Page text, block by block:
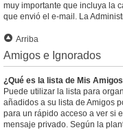
muy importante que incluya la
que envió el e-mail. La
Arriba
Amigos e Ignorados
¿Qué es la lista de Mis
Puede utilizar la lista para
añadidos a su lista de Amigos
para un rápido acceso a ver si
mensaje privado. Según la